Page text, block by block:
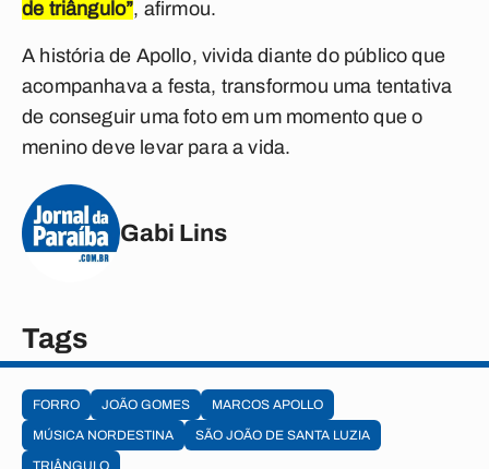
de triângulo”, afirmou.
A história de Apollo, vivida diante do público que
acompanhava a festa, transformou uma tentativa
de conseguir uma foto em um momento que o
menino deve levar para a vida.
Gabi Lins
Tags
FORRO JOÃO GOMES
MARCOS APOLLO
MÚSICA NORDESTINA
SÃO JOÃO DE SANTA LUZIA
TRIÂNGULO